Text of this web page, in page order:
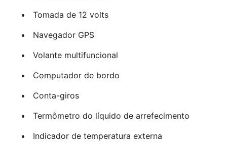
Tomada de 12 volts
Navegador GPS
Volante multifuncional
Computador de bordo
Conta-giros
Termômetro do líquido de arrefecimento
Indicador de temperatura externa